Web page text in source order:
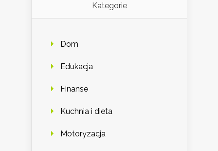
Kategorie
Dom
Edukacja
Finanse
Kuchnia i dieta
Motoryzacja